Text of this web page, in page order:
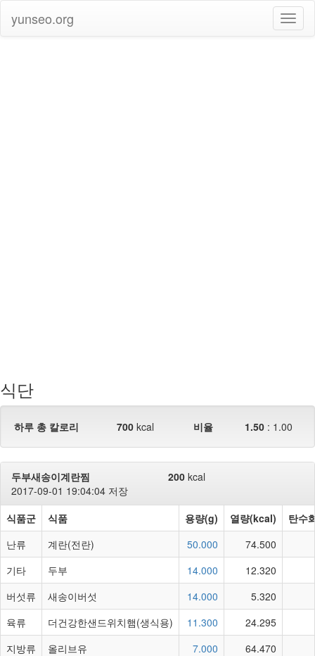
yunseo.org
식단
하루 총 칼로리 700kcal 비율 1.50 : 1.00
두부새송이계란찜 200 kcal
2017-09-01 19:04:04 저장
식품군
식품 용량(g) 열량(kcal)
탄수
난류
계란(전란) 50.000
74.500
기타
두부 14.000
12.320
버섯류
새송이버섯 14.000
5.320
육류
더건강한샌드위치햄(생식용) 11.300
24.295
지방류
올리브유 7.000
64.470